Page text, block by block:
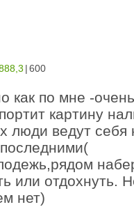
|600
как по мне -
картину
люди ведут
или отдохнуть.
нет)